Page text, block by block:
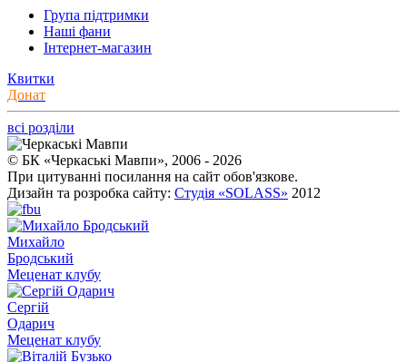
Група підтримки
Наші фани
Інтернет-магазин
Квитки
Донат
всі розділи
© БК «Черкаські Мавпи», 2006 - 2026
При цитуванні посилання на сайт обов'язкове.
Дизайн та розробка сайту: Студія «SOLASS» 2012
Михайло
Бродський
Меценат клубу
Сергій
Одарич
Меценат клубу